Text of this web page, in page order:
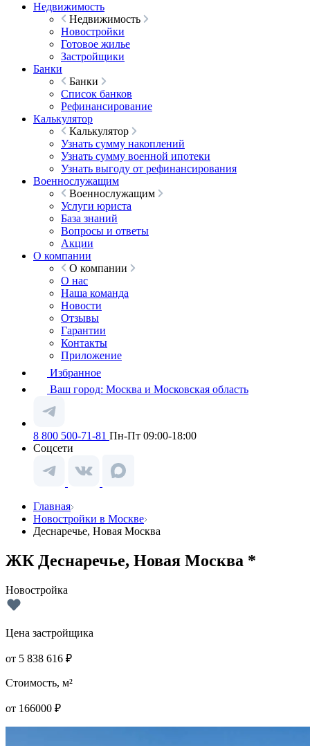
Недвижимость
Недвижимость
Новостройки
Готовое жилье
Застройщики
Банки
Банки
Список банков
Рефинансирование
Калькулятор
Калькулятор
Узнать сумму накоплений
Узнать сумму военной ипотеки
Узнать выгоду от рефинансирования
Военнослужащим
Военнослужащим
Услуги юриста
База знаний
Вопросы и ответы
Акции
О компании
О компании
О нас
Наша команда
Новости
Отзывы
Гарантии
Контакты
Приложение
Избранное
Ваш город: Москва и Московская область
8 800 500-71-81 Пн-Пт 09:00-18:00
Соцсети
Главная
Новостройки в Москве
Деснаречье, Новая Москва
ЖК Деснаречье, Новая Москва *
Новостройка
Цена застройщика
от 5 838 616 ₽
Стоимость, м²
от 166000 ₽